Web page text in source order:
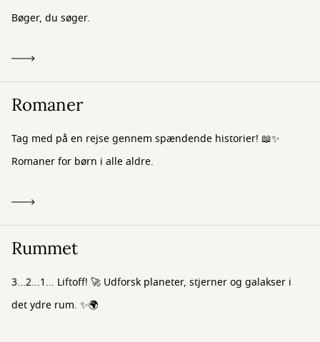
Bøger, du søger.
Romaner
Tag med på en rejse gennem spændende historier! 📖✨
Romaner for børn i alle aldre.
Rummet
3...2...1... Liftoff! 🚀 Udforsk planeter, stjerner og galakser i
det ydre rum. ✨🌍